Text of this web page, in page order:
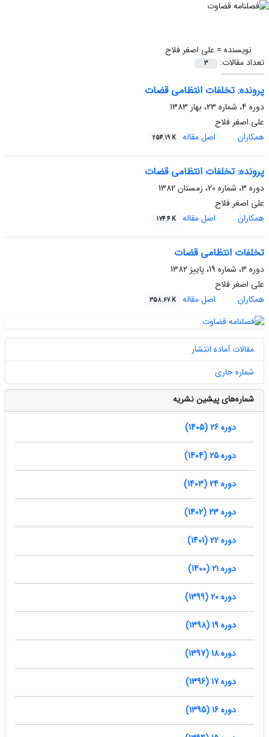
نویسنده = علی اصغر فلاح
تعداد مقالات:
3
پرونده: تخلفات انتظامی قضات
دوره 4، شماره 23، بهار 1383
علی اصغر فلاح
همکاران
اصل مقاله 254.19 K
پرونده: تخلفات انتظامی قضات
دوره 3، شماره 20، زمستان 1382
علی اصغر فلاح
همکاران
اصل مقاله 174.4 K
تخلفات انتظامی قضات
دوره 3، شماره 19، پاییز 1382
علی اصغر فلاح
همکاران
اصل مقاله 358.67 K
مقالات آماده انتشار
شماره جاری
شماره‌های پیشین نشریه
دوره 26 (1405)
دوره 25 (1404)
دوره 24 (1403)
دوره 23 (1402)
دوره 22 (1401)
دوره 21 (1400)
دوره 20 (1399)
دوره 19 (1398)
دوره 18 (1397)
دوره 17 (1396)
دوره 16 (1395)